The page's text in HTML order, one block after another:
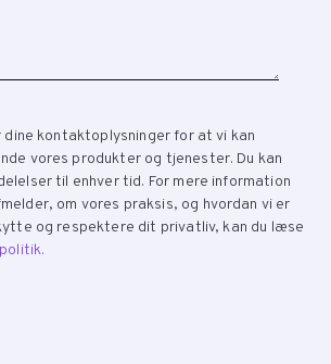
dine kontaktoplysninger for at vi kan
vores produkter og tjenester. Du kan
til enhver tid. For mere information
om vores praksis, og hvordan vi er
og respektere dit privatliv, kan du læse